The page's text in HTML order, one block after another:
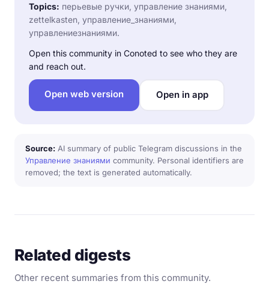
Topics: перьевые ручки, управление знаниями,
zettelkasten, управление_знаниями,
управлениезнаниями.
Open this community in Conoted to see who they are
and reach out.
Open web version Open in app
Source: AI summary of public Telegram discussions in the
Управление знаниями community. Personal identifiers are
removed; the text is generated automatically.
Related digests
Other recent summaries from this community.